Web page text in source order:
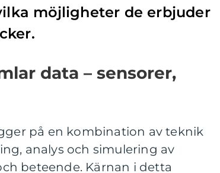
möjligheter de erbjuder
data – sensorer,
på en kombination av teknik
analys och simulering av
beteende. Kärnan i detta